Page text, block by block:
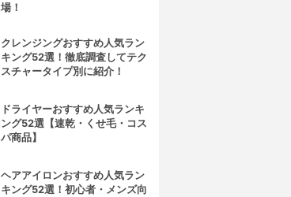
場！
クレンジングおすすめ人気ラン
キング52選！徹底調査してテク
スチャータイプ別に紹介！
ドライヤーおすすめ人気ランキ
ング52選【速乾・くせ毛・コス
パ商品】
ヘアアイロンおすすめ人気ラン
キング52選！初心者・メンズ向